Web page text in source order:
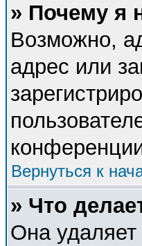
» Почему я
Возможно,
адрес или
Вернуться к
» Что
Она